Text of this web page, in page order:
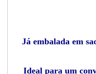
Já embalada em
Ideal para um